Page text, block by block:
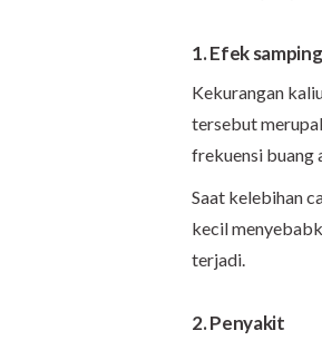
1. Efek
Kekurangan
tersebut
frekuensi buang
Saat kelebihan
kecil
terjadi.
2. Penyakit